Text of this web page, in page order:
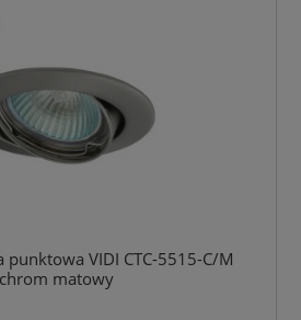
VIDI CTC-5515-C/M
chrom matowy